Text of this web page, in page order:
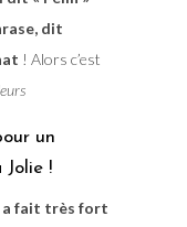
dit
! Alors c’est
un
!
a fait très fort